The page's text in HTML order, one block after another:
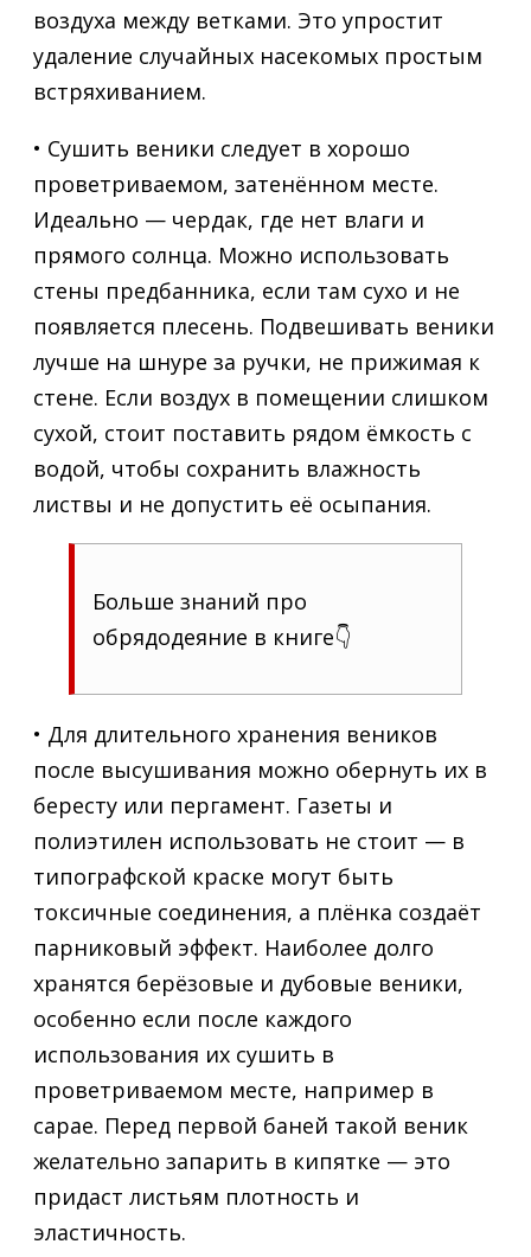
воздуха между ветками. Это упростит
удаление случайных насекомых простым
встряхиванием.
• Сушить веники следует в хорошо
проветриваемом, затенённом месте.
Идеально — чердак, где нет влаги и
прямого солнца. Можно использовать
стены предбанника, если там сухо и не
появляется плесень. Подвешивать веники
лучше на шнуре за ручки, не прижимая к
стене. Если воздух в помещении слишком
сухой, стоит поставить рядом ёмкость с
водой, чтобы сохранить влажность
листвы и не допустить её осыпания.
Больше знаний про
обрядодеяние в книге👇
• Для длительного хранения веников
после высушивания можно обернуть их в
бересту или пергамент. Газеты и
полиэтилен использовать не стоит — в
типографской краске могут быть
токсичные соединения, а плёнка создаёт
парниковый эффект. Наиболее долго
хранятся берёзовые и дубовые веники,
особенно если после каждого
использования их сушить в
проветриваемом месте, например в
сарае. Перед первой баней такой веник
желательно запарить в кипятке — это
придаст листьям плотность и
эластичность.